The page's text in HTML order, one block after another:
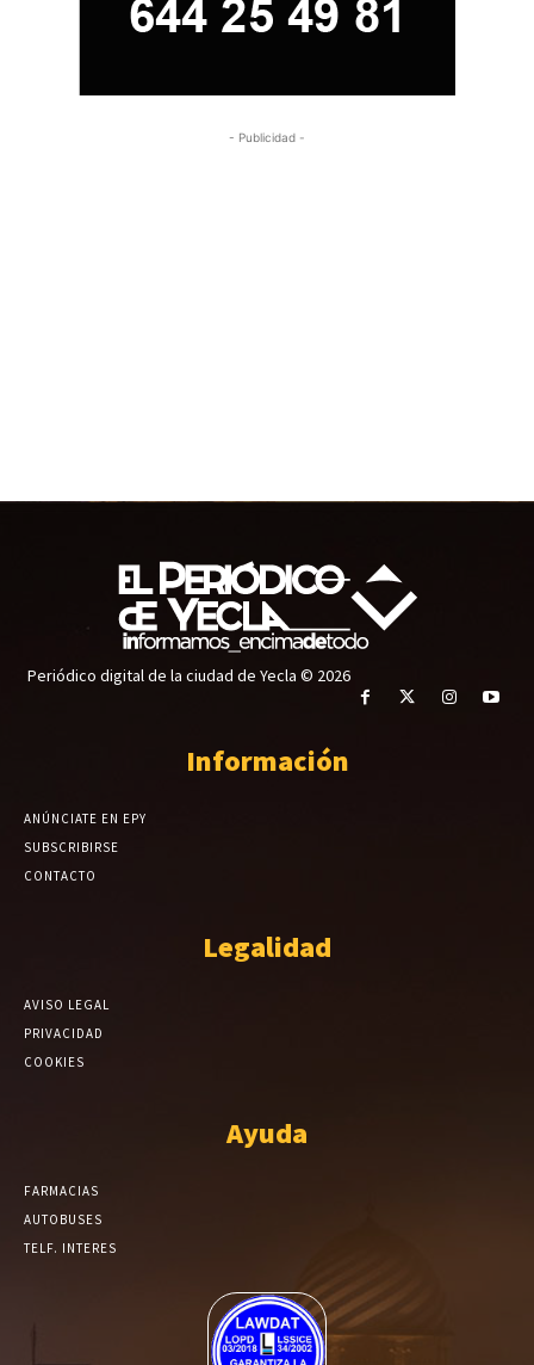
- Publicidad -
Periódico digital de la ciudad de Yecla © 2026
Información
ANÚNCIATE EN EPY
SUBSCRIBIRSE
CONTACTO
Legalidad
AVISO LEGAL
PRIVACIDAD
COOKIES
Ayuda
FARMACIAS
AUTOBUSES
TELF. INTERES